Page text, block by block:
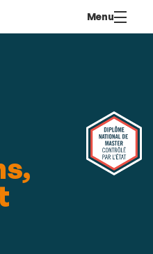
Menu